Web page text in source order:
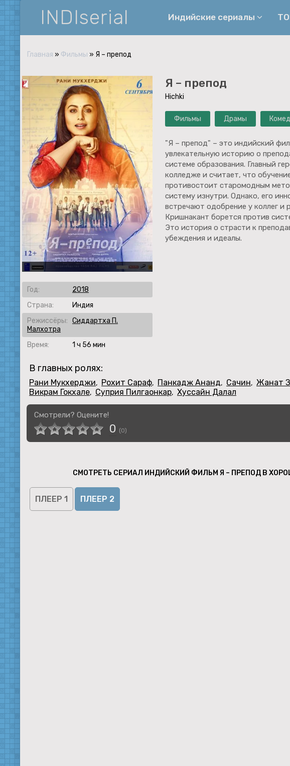
INDIserial Индийские сериалы
История
Документальные
Спортивные
Музыка
Военные
Фильмы
Главная » Фильмы » Я – препод
Я – препод
Hichki
Фильмы Драмы
"Я – препод" – это индийский
увлекательную историю о
системе образования. Главный
колледже и считает, что
противостоит старомодным
систему изнутри. Однако, его
встречают одобрение у коллег и
Кришнакант борется против
Это история о страсти к
убеждения и идеалы.
Год:
2018
Страна:
Индия
Режиссёры: Сиддартха П.
Малхотра
Время:
1 ч 56 мин
В главных ролях:
Рани Мукхерджи, Рохит Сараф, Панкадж Ананд, Сачин, Жанат
Викрам Гокхале, Суприя Пилгаонкар, Хуссайн Далал
Смотрели? Оцените!
0 (0)
СМОТРЕТЬ СЕРИАЛ ИНДИЙСКИЙ ФИЛЬМ Я – ПРЕПОД В
ПЛЕЕР 1 ПЛЕЕР 2